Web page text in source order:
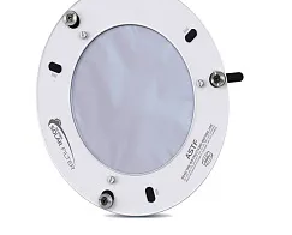
видения
барометры, часы